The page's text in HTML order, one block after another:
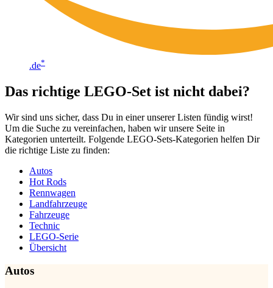
.de*
Das richtige LEGO-Set ist nicht dabei?
Wir sind uns sicher, dass Du in einer unserer Listen fündig wirst!
Um die Suche zu vereinfachen, haben wir unsere Seite in
Kategorien unterteilt. Folgende LEGO-Sets-Kategorien helfen Dir
die richtige Liste zu finden:
Autos
Hot Rods
Rennwagen
Landfahrzeuge
Fahrzeuge
Technic
LEGO-Serie
Übersicht
Autos